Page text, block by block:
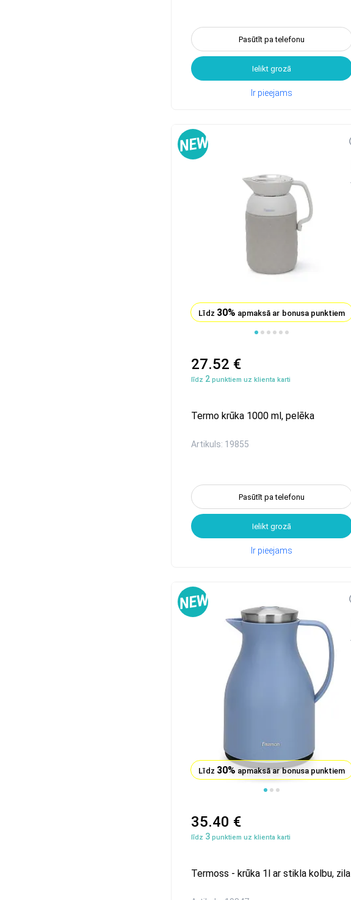
Pasūtīt pa telefonu
Ielikt grozā
Ir pieejams
Līdz 30% apmaksā ar bonusa punktiem
27.52 €
līdz 2 punktiem uz klienta karti
Termo krūka 1000 ml, pelēka
Artikuls: 19855
Pasūtīt pa telefonu
Ielikt grozā
Ir pieejams
Līdz 30% apmaksā ar bonusa punktiem
35.40 €
līdz 3 punktiem uz klienta karti
Termoss - krūka 1l ar stikla kolbu, zila